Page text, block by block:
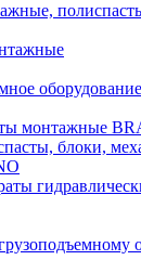
монтажные
блоки,